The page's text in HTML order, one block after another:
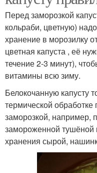
Перед заморозкой
кольраби, цветную)
хранение в морозилку
цветная капуста , её
течение 2-3 минут),
витамины всю зиму.
Белокочанную капусту
термической
заморозкой, например,
замороженной тушёной
хранения сырой,